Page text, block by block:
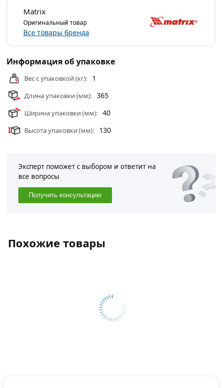
а также будет полезен дома, на даче и в гараже.
Условия доставки и цены на товар Слесарный молоток
Matrix
Оригинальный товар
Все товары бренда
Информация об упаковке
Вес с упаковкой (кг): 1
Длина упаковки (мм): 365
Ширина упаковки (мм): 40
Высота упаковки (мм): 130
Эксперт поможет с выбором и ответит на
все вопросы
Получить консультацию
Похожие товары